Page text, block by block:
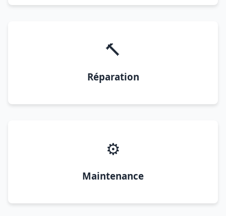
🔨
Réparation
⚙️
Maintenance